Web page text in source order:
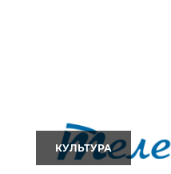
КУЛЬТУРА